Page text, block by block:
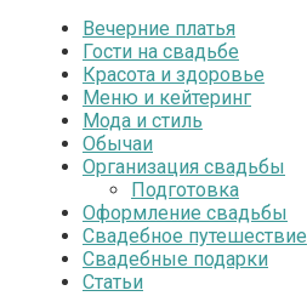
Вечерние платья
Гости на свадьбе
Красота и здоровье
Меню и кейтеринг
Мода и стиль
Обычаи
Организация свадьбы
Подготовка
Оформление свадьбы
Свадебное путешествие
Свадебные подарки
Статьи